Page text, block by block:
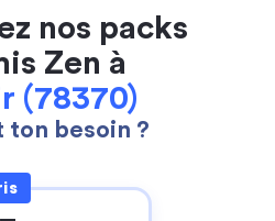
nos packs
Zen à
(78370)
ton besoin ?